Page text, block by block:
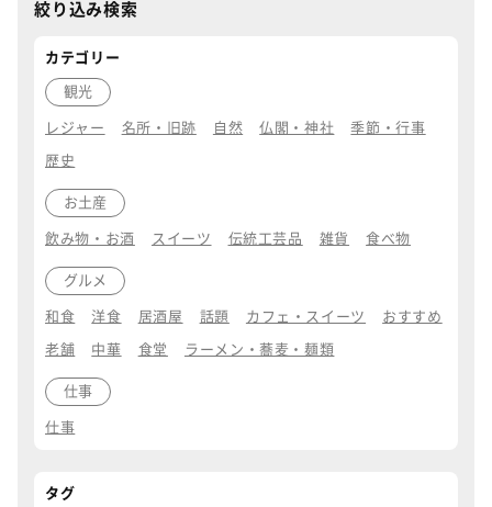
絞り込み検索
カテゴリー
観光
レジャー 名所・旧跡 自然 仏閣・神社 季節・行事
歴史
お土産
飲み物・お酒 スイーツ 伝統工芸品 雑貨 食べ物
グルメ
和食 洋食 居酒屋 話題 カフェ・スイーツ おすすめ
老舗 中華 食堂 ラーメン・蕎麦・麺類
仕事
仕事
タグ